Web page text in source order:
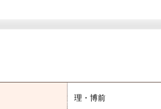
理・博前